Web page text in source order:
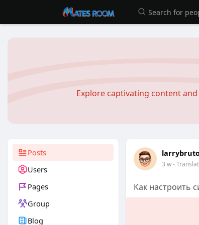
Explore captivating content
Posts
Users
Pages
Group
Blog
3 w-
Как настроить